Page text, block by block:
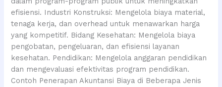
efisiensi. Industri Konstruksi: Mengelola biaya material,
tenaga kerja, dan overhead untuk menawarkan harga
yang kompetitif. Bidang Kesehatan: Mengelola biaya
pengobatan, pengeluaran, dan efisiensi layanan
kesehatan. Pendidikan: Mengelola anggaran pendidikan
dan mengevaluasi efektivitas program pendidikan.
Contoh Penerapan Akuntansi Biaya di Beberapa Jenis